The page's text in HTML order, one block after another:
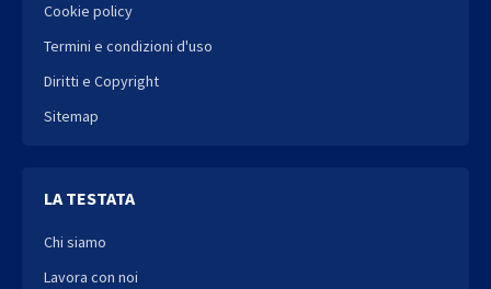
Cookie policy
Termini e condizioni d'uso
Diritti e Copyright
Sitemap
LA TESTATA
Chi siamo
Lavora con noi